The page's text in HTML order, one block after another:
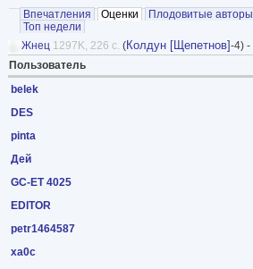
Главные вкладки
Впечатления Оценки (активная вкладка)
Плодовитые авторы
Топ недели
Жнец 1297K, 226 с. (Колдун [Щепетнов]-4) -
Пользователь
belek
DES
pinta
Дей
GC-ET 4025
EDITOR
petr1464587
xa0c